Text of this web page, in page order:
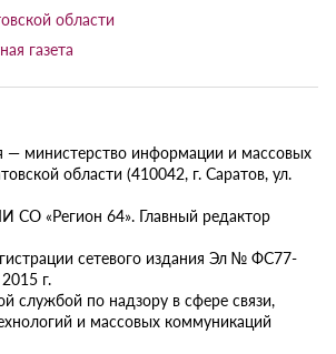
области
газета
— министерство информации и массовых
области (410042, г. Саратов, ул.
СО «Регион 64». Главный редактор
сетевого издания Эл № ФС77-
г.
службой по надзору в сфере связи,
и массовых коммуникаций